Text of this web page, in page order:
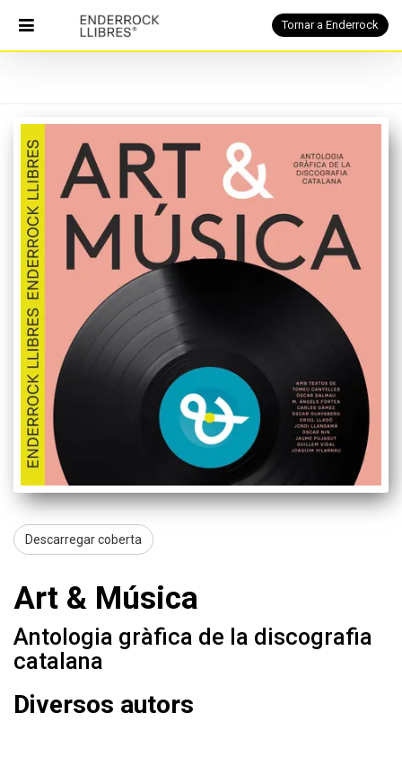
PORTADA
Catàleg
Notícies
Què
és
Qui
som
Contacte
cerca
Tornar
a
Enderrock.cat
Tornar a Enderrock
Descarregar coberta
Art & Música
Antologia gràfica de la discografia
catalana
Diversos autors